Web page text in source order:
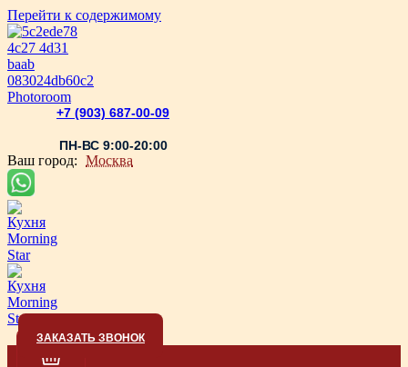
Перейти к содержимому
+7 (903) 687-00-09
ПН-ВС 9:00-20:00
Ваш город: Москва
ЗАКАЗАТЬ ЗВОНОК